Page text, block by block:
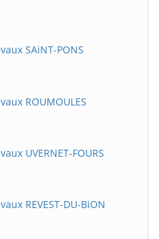
SAiNT-PONS
ROUMOULES
UVERNET-FOURS
REVEST-DU-BiON